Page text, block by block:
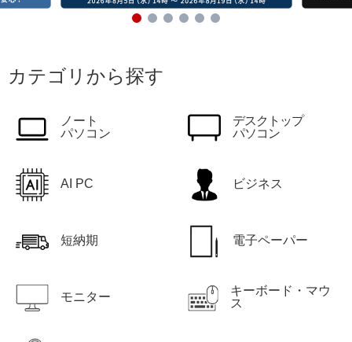
カテゴリから探す
ノート
パソコン
デスクトップ
パソコン
AI PC ビジネス
短納期 電子ペーパー
モニター
キーボード・マウ
ス